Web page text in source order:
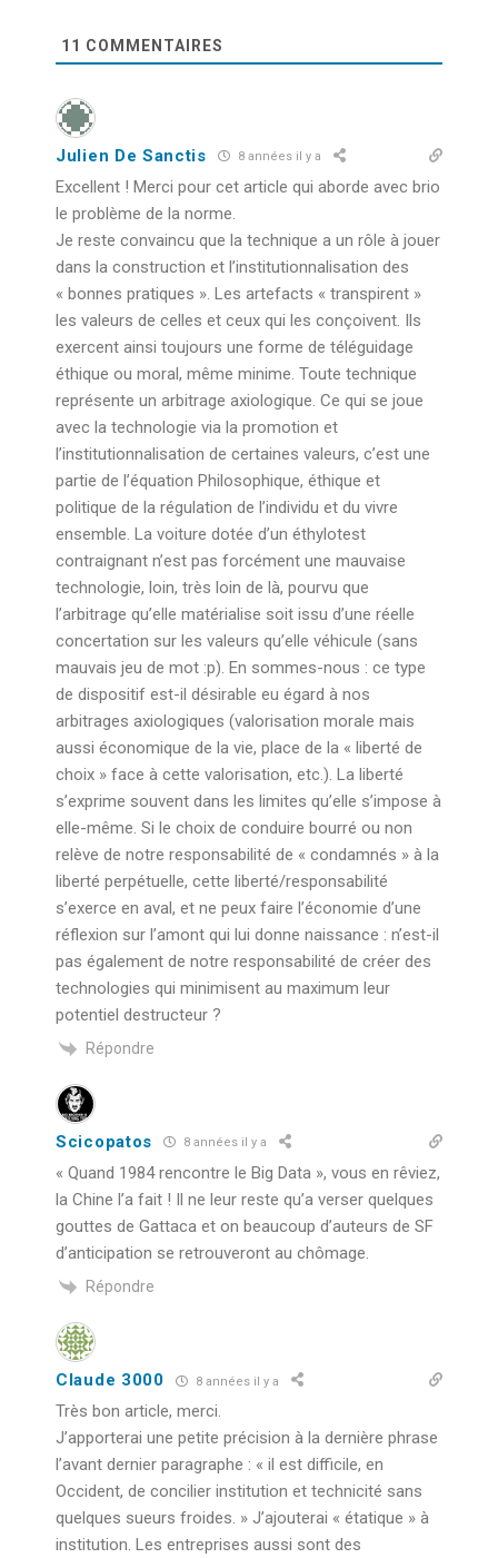
11 COMMENTAIRES
Julien De Sanctis 8 années il y a
Excellent ! Merci pour cet article qui aborde avec brio
le problème de la norme.
Je reste convaincu que la technique a un rôle à jouer
dans la construction et l’institutionnalisation des
« bonnes pratiques ». Les artefacts « transpirent »
les valeurs de celles et ceux qui les conçoivent. Ils
exercent ainsi toujours une forme de téléguidage
éthique ou moral, même minime. Toute technique
représente un arbitrage axiologique. Ce qui se joue
avec la technologie via la promotion et
l’institutionnalisation de certaines valeurs, c’est une
partie de l’équation Philosophique, éthique et
politique de la régulation de l’individu et du vivre
ensemble. La voiture dotée d’un éthylotest
contraignant n’est pas forcément une mauvaise
technologie, loin, très loin de là, pourvu que
l’arbitrage qu’elle matérialise soit issu d’une réelle
concertation sur les valeurs qu’elle véhicule (sans
mauvais jeu de mot :p). En sommes-nous : ce type
de dispositif est-il désirable eu égard à nos
arbitrages axiologiques (valorisation morale mais
aussi économique de la vie, place de la « liberté de
choix » face à cette valorisation, etc.). La liberté
s’exprime souvent dans les limites qu’elle s’impose à
elle-même. Si le choix de conduire bourré ou non
relève de notre responsabilité de « condamnés » à la
liberté perpétuelle, cette liberté/responsabilité
s’exerce en aval, et ne peux faire l’économie d’une
réflexion sur l’amont qui lui donne naissance : n’est-il
pas également de notre responsabilité de créer des
technologies qui minimisent au maximum leur
potentiel destructeur ?
Répondre
Scicopatos 8 années il y a
« Quand 1984 rencontre le Big Data », vous en rêviez,
la Chine l’a fait ! Il ne leur reste qu’a verser quelques
gouttes de Gattaca et on beaucoup d’auteurs de SF
d’anticipation se retrouveront au chômage.
Répondre
Claude 3000 8 années il y a
Très bon article, merci.
J’apporterai une petite précision à la dernière phrase
l’avant dernier paragraphe : « il est difficile, en
Occident, de concilier institution et technicité sans
quelques sueurs froides. » J’ajouterai « étatique » à
institution. Les entreprises aussi sont des